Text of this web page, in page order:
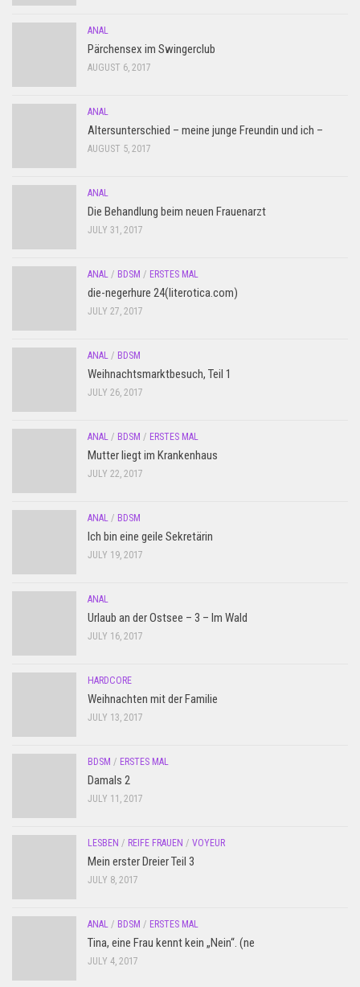
ANAL
Pärchensex im Swingerclub
AUGUST 6, 2017
ANAL
Altersunterschied – meine junge Freundin und ich –
AUGUST 5, 2017
ANAL
Die Behandlung beim neuen Frauenarzt
JULY 31, 2017
ANAL / BDSM / ERSTES MAL
die-negerhure 24(literotica.com)
JULY 27, 2017
ANAL / BDSM
Weihnachtsmarktbesuch, Teil 1
JULY 26, 2017
ANAL / BDSM / ERSTES MAL
Mutter liegt im Krankenhaus
JULY 22, 2017
ANAL / BDSM
Ich bin eine geile Sekretärin
JULY 19, 2017
ANAL
Urlaub an der Ostsee – 3 – Im Wald
JULY 16, 2017
HARDCORE
Weihnachten mit der Familie
JULY 13, 2017
BDSM / ERSTES MAL
Damals 2
JULY 11, 2017
LESBEN / REIFE FRAUEN / VOYEUR
Mein erster Dreier Teil 3
JULY 8, 2017
ANAL / BDSM / ERSTES MAL
Tina, eine Frau kennt kein „Nein“. (ne
JULY 4, 2017